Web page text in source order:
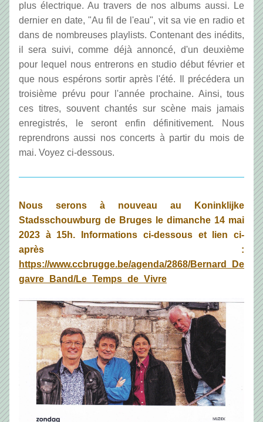
plus électrique. Au travers de nos albums aussi. Le
dernier en date, "Au fil de l'eau", vit sa vie en radio et
dans de nombreuses playlists. Contenant des inédits,
il sera suivi, comme déjà annoncé, d'un deuxième
pour lequel nous entrerons en studio début février et
que nous espérons sortir après l'été. Il précédera un
troisième prévu pour l'année prochaine. Ainsi, tous
ces titres, souvent chantés sur scène mais jamais
enregistrés, le seront enfin définitivement. Nous
reprendrons aussi nos concerts à partir du mois de
mai. Voyez ci-dessous.
Nous serons à nouveau au Koninklijke
Stadsschouwburg de Bruges le dimanche 14 mai
2023 à 15h. Informations ci-dessous et lien ci-
https://www.ccbrugge.be/agenda/2868/Bernard_De
gavre_Band/Le_Temps_de_Vivre